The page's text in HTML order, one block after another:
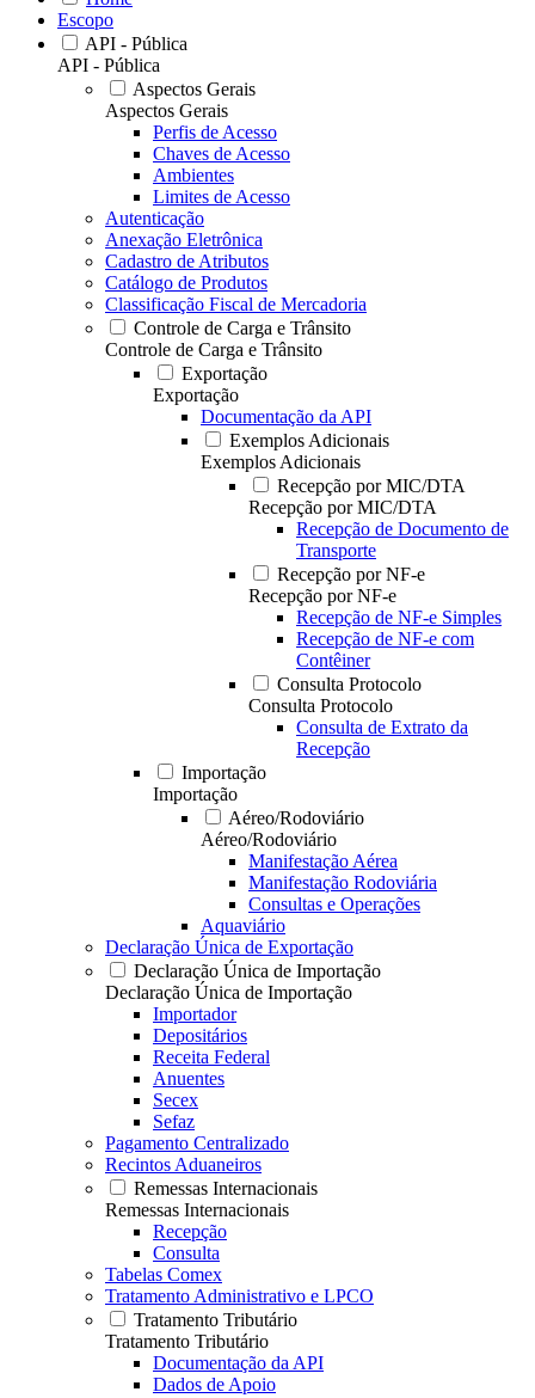
Escopo
API - Pública
API - Pública
Aspectos Gerais
Aspectos Gerais
Perfis de Acesso
Chaves de Acesso
Ambientes
Limites de Acesso
Autenticação
Anexação Eletrônica
Cadastro de Atributos
Catálogo de Produtos
Classificação Fiscal de Mercadoria
Controle de Carga e Trânsito
Controle de Carga e Trânsito
Exportação
Exportação
Documentação da API
Exemplos Adicionais
Exemplos Adicionais
Recepção por MIC/DTA
Recepção por MIC/DTA
Recepção de Documento de
Transporte
Recepção por NF-e
Recepção por NF-e
Recepção de NF-e Simples
Recepção de NF-e com
Contêiner
Consulta Protocolo
Consulta Protocolo
Consulta de Extrato da
Recepção
Importação
Importação
Aéreo/Rodoviário
Aéreo/Rodoviário
Manifestação Aérea
Manifestação Rodoviária
Consultas e Operações
Aquaviário
Declaração Única de Exportação
Declaração Única de Importação
Declaração Única de Importação
Importador
Depositários
Receita Federal
Anuentes
Secex
Sefaz
Pagamento Centralizado
Recintos Aduaneiros
Remessas Internacionais
Remessas Internacionais
Recepção
Consulta
Tabelas Comex
Tratamento Administrativo e LPCO
Tratamento Tributário
Tratamento Tributário
Documentação da API
Dados de Apoio